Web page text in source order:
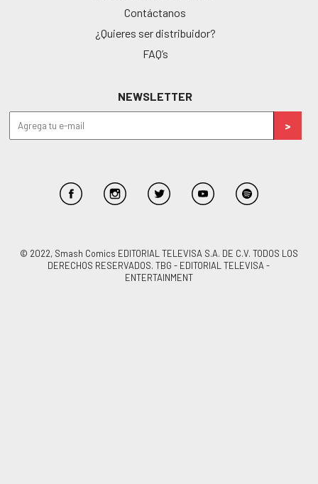
Contáctanos
¿Quieres ser distribuidor?
FAQ’s
NEWSLETTER
© 2022, Smash Comics EDITORIAL TELEVISA S.A. DE C.V. TODOS LOS
DERECHOS RESERVADOS. TBG - EDITORIAL TELEVISA -
ENTERTAINMENT